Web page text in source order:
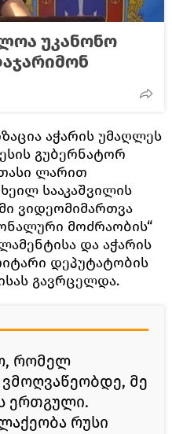
უკანონო
აჭარის უმაღლეს
გუბერნატორ
ლარით
სააკაშვილის
ვიდეომიმართვა
მოძრაობის“
და აჭარის
დეპუტატობის
გავრცელდა.
რომელ
ვმოღვაწეობდე, მე
ერთგული.
რუსი